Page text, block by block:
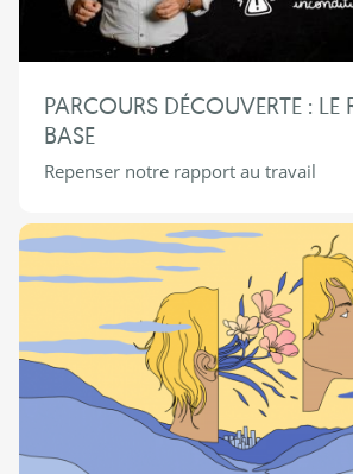
PARCOURS DÉCOUVERTE : LE
BASE
Repenser notre rapport au travail